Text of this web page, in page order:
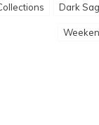
Dark